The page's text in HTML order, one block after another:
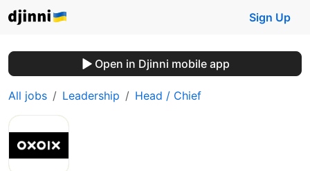
Sign Up
Open in Djinni mobile app
All jobs Leadership Head / Chief